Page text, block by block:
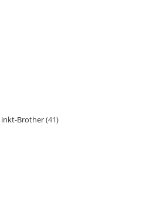
inkt-Brother 41